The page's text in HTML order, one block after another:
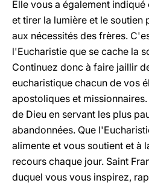
Elle vous a également
et tirer la lumière et le
aux nécessités des frères.
l'Eucharistie que se cache la
Continuez donc à faire jaillir
eucharistique chacun de vos
apostoliques et
de Dieu en servant les plus
abandonnées. Que
alimente et vous soutient et à
recours chaque jour. Saint
duquel vous vous inspirez,